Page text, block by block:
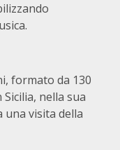
formato da 130
nella sua
visita della